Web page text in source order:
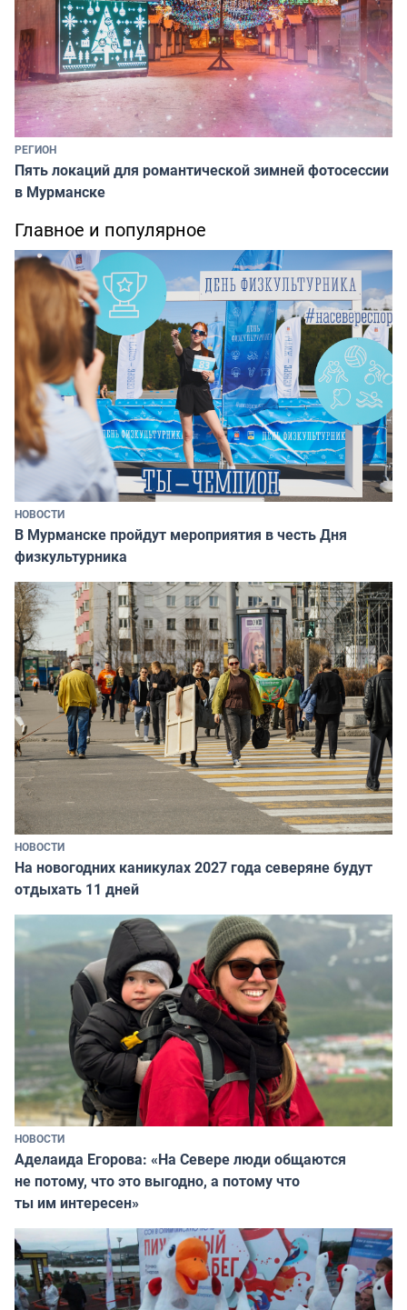
РЕГИОН
Пять локаций для романтической зимней фотосессии
в Мурманске
Главное и популярное
НОВОСТИ
В Мурманске пройдут мероприятия в честь Дня
физкультурника
НОВОСТИ
На новогодних каникулах 2027 года северяне будут
отдыхать 11 дней
НОВОСТИ
Аделаида Егорова: «На Севере люди общаются
не потому, что это выгодно, а потому что
ты им интересен»